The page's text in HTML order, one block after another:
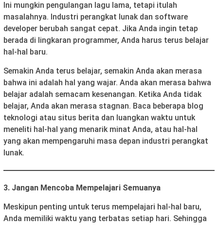
Ini mungkin pengulangan lagu lama, tetapi itulah
masalahnya. Industri perangkat lunak dan software
developer berubah sangat cepat. Jika Anda ingin tetap
berada di lingkaran programmer, Anda harus terus belajar
hal-hal baru.
Semakin Anda terus belajar, semakin Anda akan merasa
bahwa ini adalah hal yang wajar. Anda akan merasa bahwa
belajar adalah semacam kesenangan. Ketika Anda tidak
belajar, Anda akan merasa stagnan. Baca beberapa blog
teknologi atau situs berita dan luangkan waktu untuk
meneliti hal-hal yang menarik minat Anda, atau hal-hal
yang akan mempengaruhi masa depan industri perangkat
lunak.
3. Jangan Mencoba Mempelajari Semuanya
Meskipun penting untuk terus mempelajari hal-hal baru,
Anda memiliki waktu yang terbatas setiap hari. Sehingga